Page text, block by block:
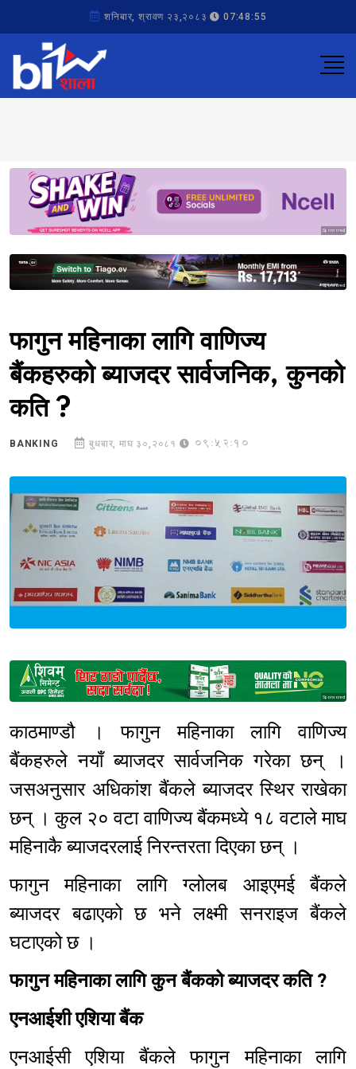
शनिबार, श्रावण २३,२०८३ 07:48:55
Sponsored
Sponsored
फागुन महिनाका लागि वाणिज्य
बैंकहरुको ब्याजदर सार्वजनिक, कुनको
कति ?
BANKING बुधबार, माघ ३०,२०८१ 09:52:10
Sponsored
काठमाण्डौ । फागुन महिनाका लागि वाणिज्य
बैंकहरुले नयाँ ब्याजदर सार्वजनिक गरेका छन् ।
जसअनुसार अधिकांश बैंकले ब्याजदर स्थिर राखेका
छन् । कुल २० वटा वाणिज्य बैंकमध्ये १८ वटाले माघ
महिनाकै ब्याजदरलाई निरन्तरता दिएका छन् ।
फागुन महिनाका लागि ग्लोलब आइएमई बैंकले
ब्याजदर बढाएको छ भने लक्ष्मी सनराइज बैंकले
घटाएको छ ।
फागुन महिनाका लागि कुन बैंकको ब्याजदर कति ?
एनआईशी एशिया बैंक
एनआईसी एशिया बैंकले फागुन महिनाका लागि